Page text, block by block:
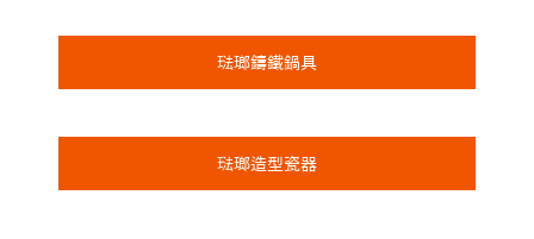
琺瑯鑄鐵鍋具
琺瑯造型瓷器